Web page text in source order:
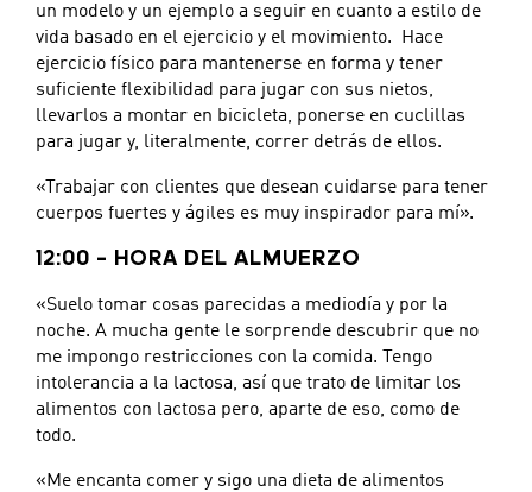
un modelo y un ejemplo a seguir en cuanto a estilo de
vida basado en el ejercicio y el movimiento. Hace
ejercicio físico para mantenerse en forma y tener
suficiente flexibilidad para jugar con sus nietos,
llevarlos a montar en bicicleta, ponerse en cuclillas
para jugar y, literalmente, correr detrás de ellos.
«Trabajar con clientes que desean cuidarse para tener
cuerpos fuertes y ágiles es muy inspirador para mí».
12:00 – HORA DEL ALMUERZO
«Suelo tomar cosas parecidas a mediodía y por la
noche. A mucha gente le sorprende descubrir que no
me impongo restricciones con la comida. Tengo
intolerancia a la lactosa, así que trato de limitar los
alimentos con lactosa pero, aparte de eso, como de
todo.
«Me encanta comer y sigo una dieta de alimentos